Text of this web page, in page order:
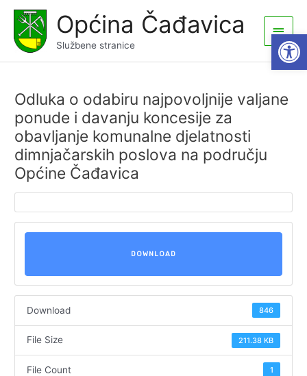
content
Općina Čađavica
Službene stranice
Main
Menu
Odluka o odabiru najpovoljnije valjane
ponude i davanju koncesije za
obavljanje komunalne djelatnosti
dimnjačarskih poslova na području
Općine Čađavica
DOWNLOAD
Download 846
File Size 211.38 KB
File Count 1